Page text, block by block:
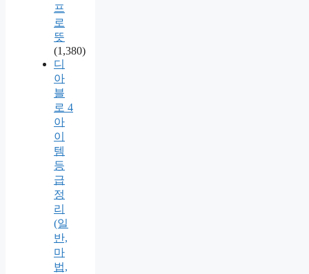
프
로
뜻
(1,380)
디
아
블
로 4
아
이
템
등
급
정
리
(일
반,
마
법,